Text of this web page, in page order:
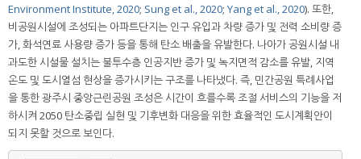
Environment Institute, 2020; Sung et al., 2020; Yang et al., 2020). 또한,
비공원시설에 조성되는 아파트단지는 인구 유입과 차량 증가 및 전력 소비량 증
가, 화석연료 사용량 증가 등을 통해 탄소 배출을 유발한다. 나아가 공원시설 내
과도한 시설물 설치는 불투수층 인공지반 증가 및 녹지면적 감소를 유발, 지역
온도 및 도시열섬 현상을 증가시키는 구조를 나타냈다. 즉, 민간공원 특례사업
을 통한 광주시 중앙근린공원 조성은 시간이 흐를수록 조절 서비스의 기능을 저
하시켜 2050 탄소중립 실현 및 기후변화 대응을 위한 효율적인 도시계획안이
되지 못할 것으로 보인다.